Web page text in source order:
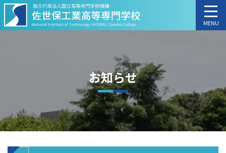
MENU
お知らせ